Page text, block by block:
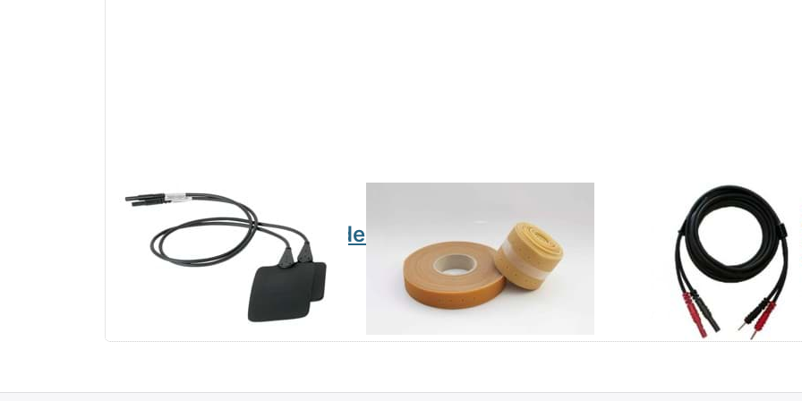
EN-
Gummiplattenelektroden
6x8 cm, 2 Stück
Patientenkabel
schwarz, 2mm
Stecker mit
Farbclips